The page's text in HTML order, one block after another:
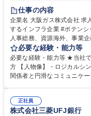
服装自由
第二新卒歓迎
仕事の内容
企業名 大阪ガス株式会社 求人名 【第二新卒】事務系総合職 #関西を代表
するインフラ企業 #ポテンシャル採用 仕事の内容 事務
人事総務、資源海外、事業
す。 【業務内容の一例】■所
務 ■営業部門の企画スタッフ、ルート営業 【キャ
ポジションで一定期間ご活
鑑みてジョブローテーショ
表するインフラ企業 #ポテン
必要な経験・能力等
必要な経験・能力等 ★当社
方 【人物像】・ロジカルシ
関係者と円滑なコミュニケーションを図れる
72.html ■エネルギーセキュ
甚大化など、これまで以上
正社員
株式会社三菱UFJ銀行